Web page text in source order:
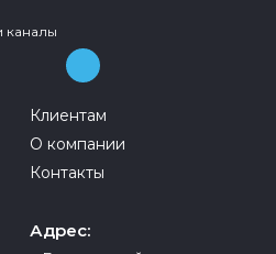
каналы
Клиентам
О компании
Контакты
Адрес: